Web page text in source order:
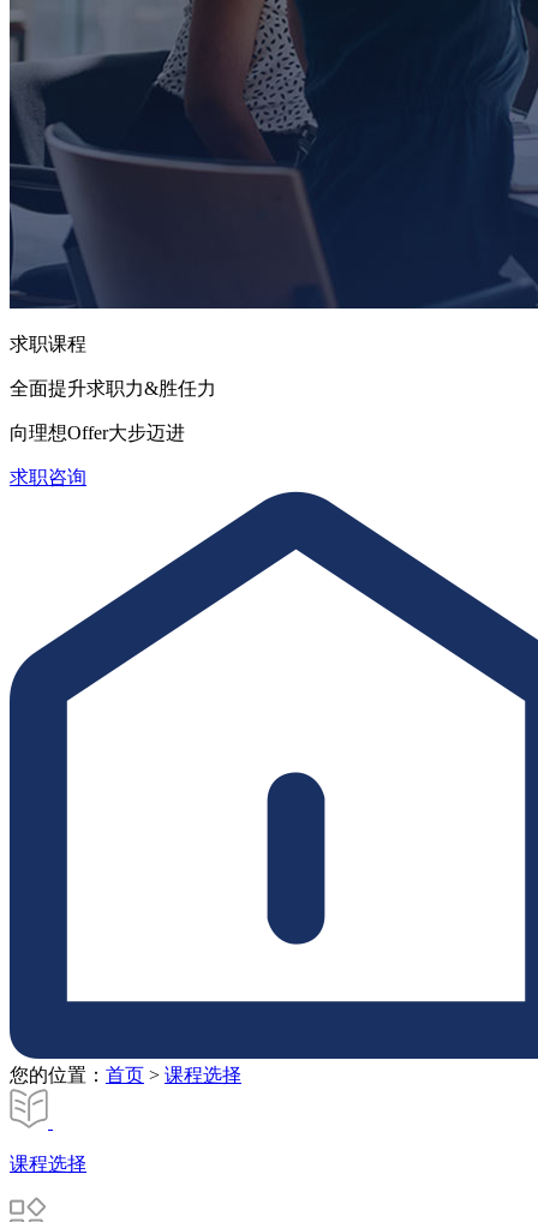
求职课程
全面提升求职力&胜任力
向理想Offer大步迈进
求职咨询
您的位置： 首页 > 课程选择
课程选择